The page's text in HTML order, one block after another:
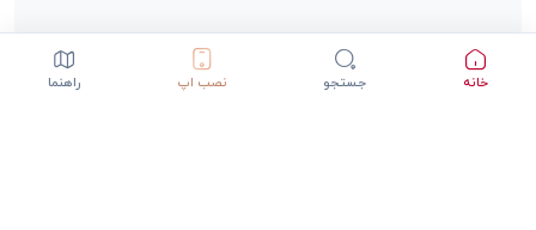
خانه جستجو نصب اپ راهنما